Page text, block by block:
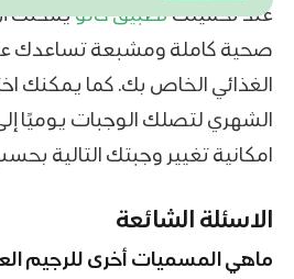
عند تحميلكتطبيق كالويمكنك
صحية كاملة ومشبعة تساعدك على
الغذائي الخاص بك. كما يمكنك
الشهري لتصلك الوجبات يوميًا
امكانية تغيير وجبتك التالية
الاسئلة الشائعة
ماهي المسميات أخرى للرجيم